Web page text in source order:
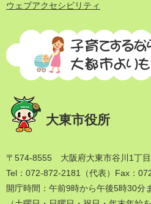
ウェブアクセシビリティ
大東市役所
〒574-8555 大阪府大東市谷川1丁
Tel：072-872-2181（代表） Fax：
開庁時間：午前9時から午後5時30分